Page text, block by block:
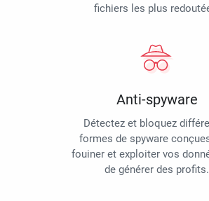
fichiers les plus
Anti-spyware
Détectez et bloquez
formes de spyware
fouiner et exploiter vos
de générer des profits.